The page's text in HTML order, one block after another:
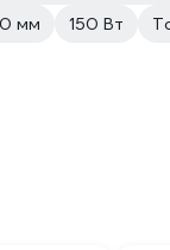
мм 150 Вт